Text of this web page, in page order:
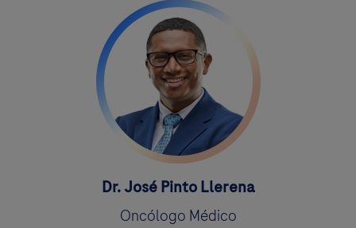
Dr. José Pinto Llerena
Oncólogo Médico